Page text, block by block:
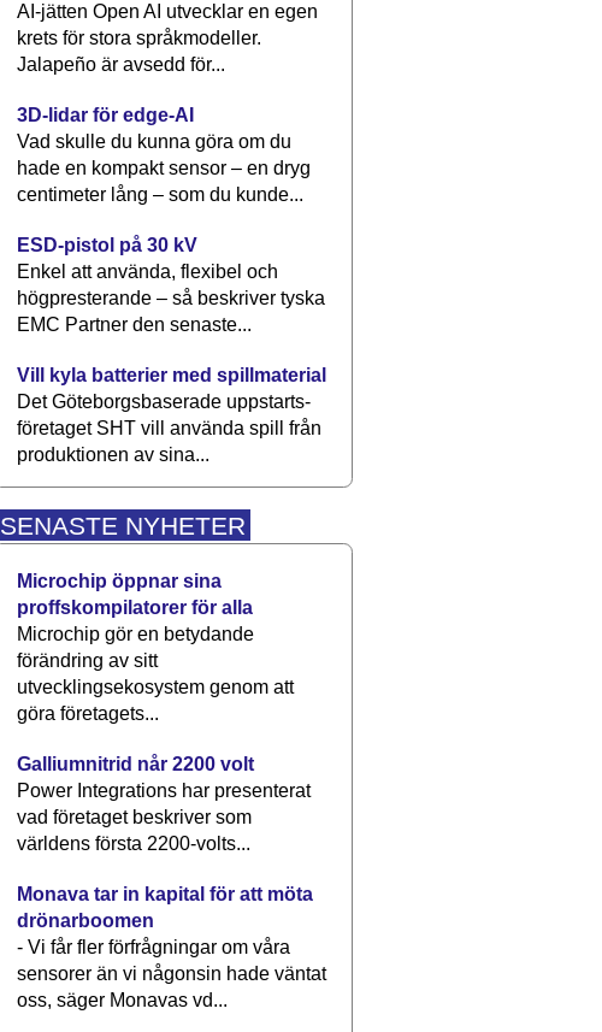
AI-jätten Open AI utvecklar en egen
krets för stora språkmodeller.
Jalapeño är avsedd för...
3D-lidar för edge-AI
Vad skulle du kunna göra om du
hade en kompakt sensor – en dryg
centimeter lång – som du kunde...
ESD-pistol på 30 kV
Enkel att använda, flexibel och
högpresterande – så beskriver tyska
EMC Partner den senaste...
Vill kyla batterier med spillmaterial
Det Göteborgsbaserade upp­starts­
företaget SHT vill använda spill från
produktionen av sina...
SENASTE NYHETER
Microchip öppnar sina
proffskompilatorer för alla
Microchip gör en betydande
förändring av sitt
utvecklingsekosystem genom att
göra företagets...
Galliumnitrid når 2200 volt
Power Integrations har presenterat
vad företaget beskriver som
världens första 2200-volts...
Monava tar in kapital för att möta
drönarboomen
- Vi får fler förfrågningar om våra
sensorer än vi någonsin hade väntat
oss, säger Monavas vd...